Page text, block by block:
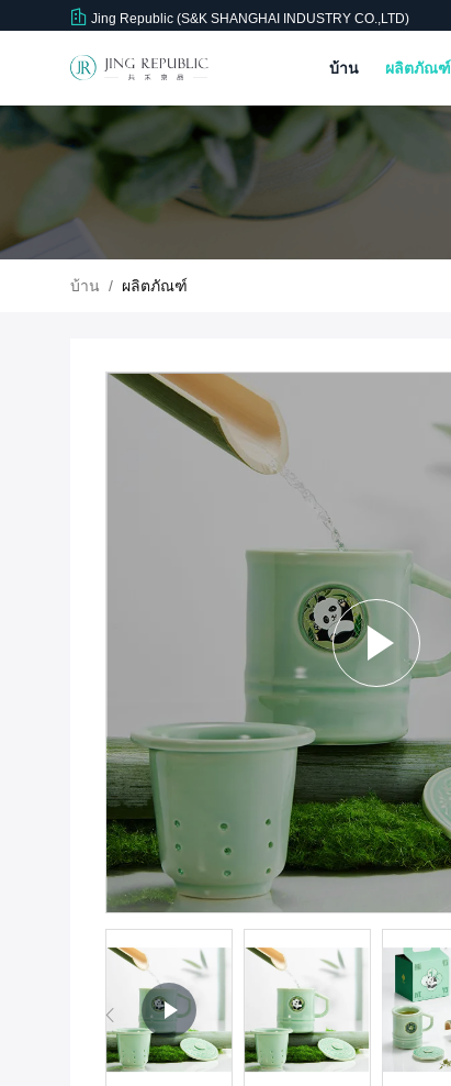
Jing Republic (S&K SHANGHAI INDUSTRY CO.,LTD)
บ้าน ผลิตภัณฑ์
บ้าน / ผลิตภัณฑ์